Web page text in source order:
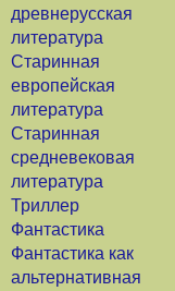
древнерусская
литература
Старинная
европейская
литература
Старинная
средневековая
литература
Триллер
Фантастика
Фантастика как
альтернативная